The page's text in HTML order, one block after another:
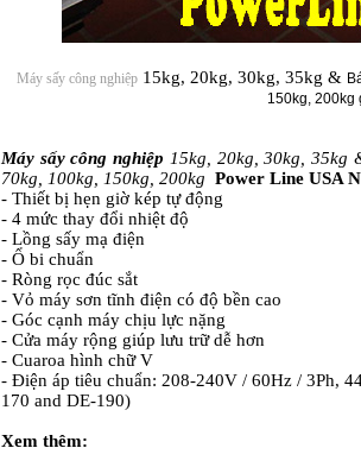
Máy sấy công nghiệp15kg, 20kg, 30kg, 35kg &
150kg, 200kg
Máy sấy công nghiệp 15kg, 20kg, 30kg, 35kg
70kg, 100kg, 150kg, 200kg Power Line USA
- Thiết bị hẹn giờ kép tự động
- 4 mức thay đổi nhiệt độ
- Lồng sấy mạ điện
- Ổ bi chuẩn
- Ròng rọc đúc sắt
- Vỏ máy sơn tĩnh điện có độ bền cao
- Góc cạnh máy chịu lực nặng
- Cửa máy rộng giúp lưu trữ dễ hơn
- Cuaroa hình chữ V
- Điện áp tiêu chuẩn: 208-240V / 60Hz / 3Ph,
170 and DE-190)
Xem thêm: